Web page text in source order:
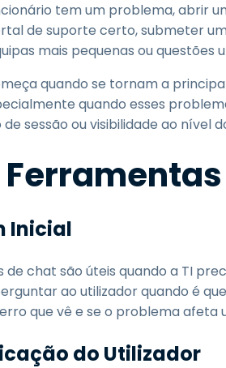
tem um problema, abrir
de suporte certo, submeter
mais pequenas ou questões
quando se tornam a
quando esses
sessão ou visibilidade ao nível
Inicial
de chat são úteis quando a TI
ao utilizador quando é
que vê e se o problema afeta
do Utilizador